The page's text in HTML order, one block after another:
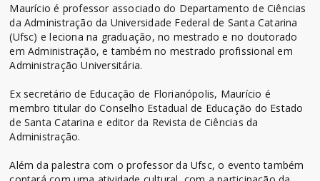
Maurício é professor associado do Departamento de Ciências
da Administração da Universidade Federal de Santa Catarina
(Ufsc) e leciona na graduação, no mestrado e no doutorado
em Administração, e também no mestrado profissional em
Administração Universitária.
Ex secretário de Educação de Florianópolis, Maurício é
membro titular do Conselho Estadual de Educação do Estado
de Santa Catarina e editor da Revista de Ciências da
Administração.
Além da palestra com o professor da Ufsc, o evento também